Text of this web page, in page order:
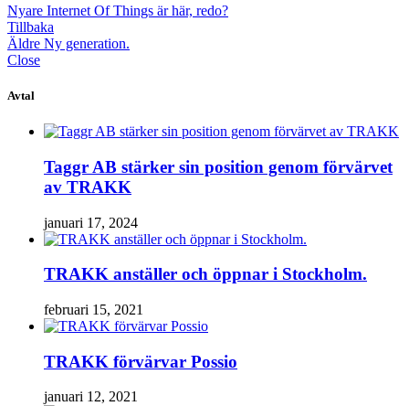
Nyare Internet Of Things är här, redo?
Tillbaka
Äldre Ny generation.
Close
Avtal
Taggr AB stärker sin position genom förvärvet
av TRAKK
januari 17, 2024
TRAKK anställer och öppnar i Stockholm.
februari 15, 2021
TRAKK förvärvar Possio
januari 12, 2021